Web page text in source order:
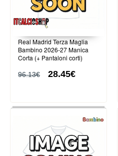
Real Madrid Terza Maglia
Bambino 2026-27 Manica
Corta (+ Pantaloni corti)
96.13€ 28.45€